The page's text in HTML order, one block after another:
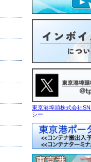
東京港埠頭株式会社
シー